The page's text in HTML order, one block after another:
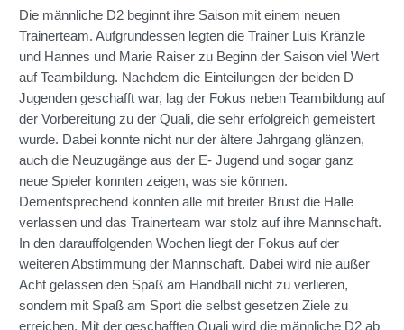
Die männliche D2 beginnt ihre Saison mit einem neuen
Trainerteam. Aufgrundessen legten die Trainer Luis Kränzle
und Hannes und Marie Raiser zu Beginn der Saison viel Wert
auf Teambildung. Nachdem die Einteilungen der beiden D
Jugenden geschafft war, lag der Fokus neben Teambildung auf
der Vorbereitung zu der Quali, die sehr erfolgreich gemeistert
wurde. Dabei konnte nicht nur der ältere Jahrgang glänzen,
auch die Neuzugänge aus der E- Jugend und sogar ganz
neue Spieler konnten zeigen, was sie können.
Dementsprechend konnten alle mit breiter Brust die Halle
verlassen und das Trainerteam war stolz auf ihre Mannschaft.
In den darauffolgenden Wochen liegt der Fokus auf der
weiteren Abstimmung der Mannschaft. Dabei wird nie außer
Acht gelassen den Spaß am Handball nicht zu verlieren,
sondern mit Spaß am Sport die selbst gesetzen Ziele zu
erreichen. Mit der geschafften Quali wird die männliche D2 ab